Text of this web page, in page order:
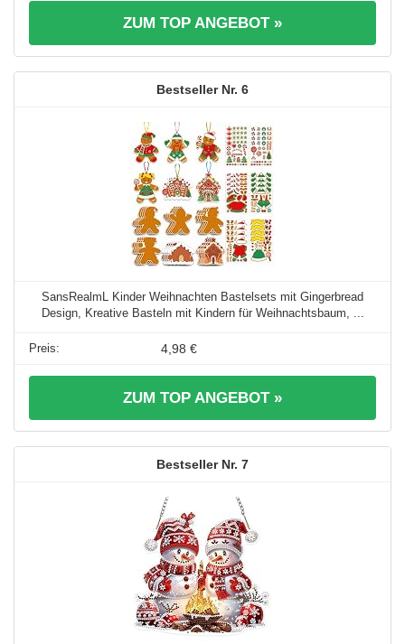
ZUM TOP ANGEBOT »
6
SansRealmL Kinder Weihnachten Bastelsets mit Gingerbread
Design, Kreative Basteln mit Kindern für Weihnachtsbaum, ...
4,98 €
ZUM TOP ANGEBOT »
7